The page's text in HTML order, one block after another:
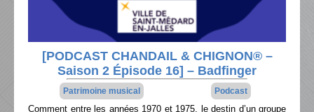
[PODCAST CHANDAIL & CHIGNON® –
Saison 2 Épisode 16] – Badfinger
Patrimoine musical Podcast
Comment entre les années 1970 et 1975, le destin d’un groupe